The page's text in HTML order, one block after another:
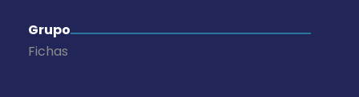
Grupo
Fichas